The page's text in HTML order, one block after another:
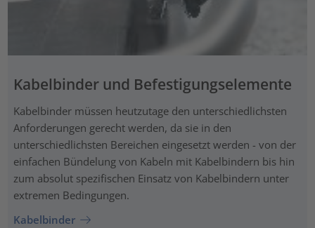
Kabelbinder und Befestigungselemente
Kabelbinder müssen heutzutage den unterschiedlichsten
Anforderungen gerecht werden, da sie in den
unterschiedlichsten Bereichen eingesetzt werden - von der
einfachen Bündelung von Kabeln mit Kabelbindern bis hin
zum absolut spezifischen Einsatz von Kabelbindern unter
extremen Bedingungen.
Kabelbinder